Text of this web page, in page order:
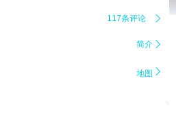
117条评论 
简介 
地图 